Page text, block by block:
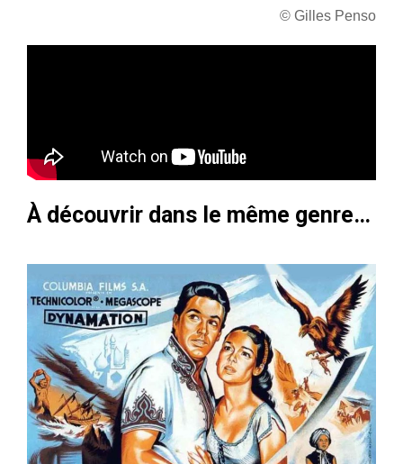
© Gilles Penso
À découvrir dans le même genre…